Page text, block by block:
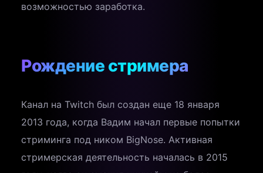
возможностью заработка.
Рождение стримера
Канал на Twitch был создан еще 18 января
2013 года, когда Вадим начал первые попытки
стриминга под ником BigNose. Активная
стримерская деятельность началась в 2015